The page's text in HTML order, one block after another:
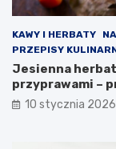
KAWY I HERBATY
PRZEPISY
Jesienna
przyprawami –
10 stycznia 2026